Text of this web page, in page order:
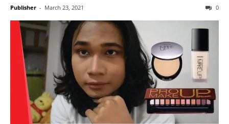
Publisher - March 23, 2021 0